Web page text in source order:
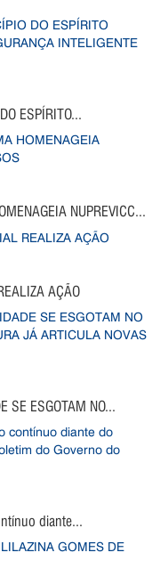
ESPÍRITO...
NUPREVICC...
AÇÃO
SE ESGOTAM NO...
diante...